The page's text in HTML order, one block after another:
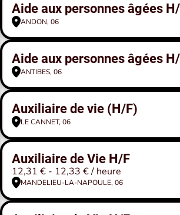
Aide aux personnes âgées
ANDON, 06
Aide aux personnes âgées
ANTIBES, 06
Auxiliaire de vie (H/F)
LE CANNET, 06
Auxiliaire de Vie H/F
12,31 € - 12,33 € / heure
MANDELIEU-LA-NAPOULE, 06